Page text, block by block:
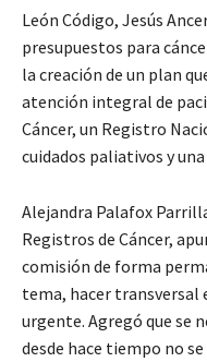
León Código, Jesús
presupuestos para
la creación de un plan
atención integral de
Cáncer, un Registro
cuidados paliativos y
Alejandra Palafox
Registros de Cáncer,
comisión de forma
tema, hacer transversal
urgente. Agregó que se
desde hace tiempo no